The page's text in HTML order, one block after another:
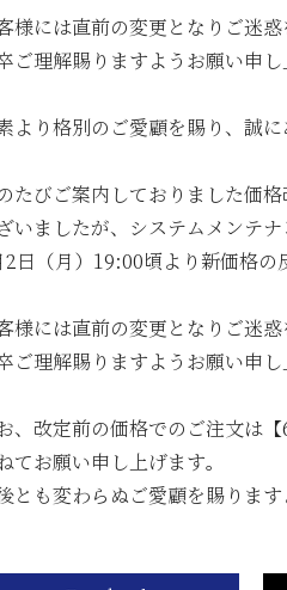
2026年05月23日
6月
2026年05月23日
6月
公式オンライ
2026年07月23日
2026年07月23日
【
様には直前の変更となりご迷惑
ご理解賜りますようお願い申し
より格別のご愛顧を賜り、誠に
たびご案内しておりました価
いましたが、システムメンテナ
2日（月）19:00頃より新価格の
様には直前の変更となりご迷惑
ご理解賜りますようお願い申し
、改定前の価格でのご注文は
てお願い申し上げます。
とも変わらぬご愛顧を賜りま